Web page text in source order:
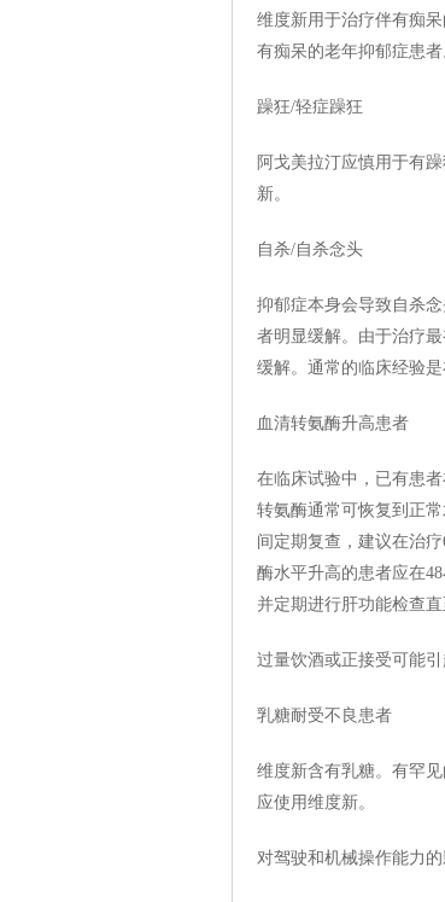
维度新用于治疗伴有痴
有痴呆的老年抑郁症患者
躁狂/轻症躁狂
阿戈美拉汀应慎用于有
新。
自杀/自杀念头
抑郁症本身会导致自杀
者明显缓解。由于治疗
缓解。通常的临床经验
血清转氨酶升高患者
在临床试验中，已有患
转氨酶通常可恢复到正
间定期复查，建议在治
酶水平升高的患者应在
并定期进行肝功能检查直
过量饮酒或正接受可能
乳糖耐受不良患者
维度新含有乳糖。有罕
应使用维度新。
对驾驶和机械操作能力的